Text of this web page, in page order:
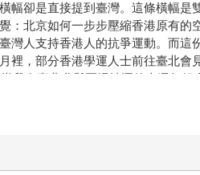
幅卻是直接提到臺灣。這條橫幅是
：北京如何一步步壓縮香港原有的
灣人支持香港人的抗爭運動。而這
裡，部分香港學運人士前往臺北
我在臺北參與兩場社運的十週年
這本書談及了前述兩場2014年的
將我們的目光帶到東南亞。當我在